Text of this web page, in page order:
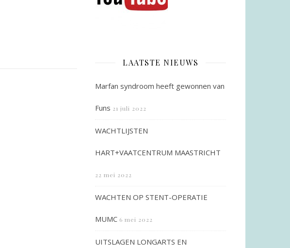
LAATSTE NIEUWS
Marfan syndroom heeft gewonnen van
Funs 21 juli 2022
WACHTLIJSTEN
HART+VAATCENTRUM MAASTRICHT
22 mei 2022
WACHTEN OP STENT-OPERATIE
MUMC 6 mei 2022
UITSLAGEN LONGARTS EN